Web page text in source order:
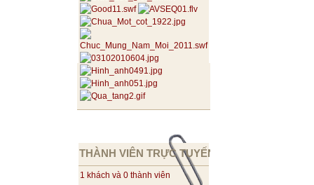
THÀNH VIÊN TRỰC TUYẾN
1 khách và 0 thành viên